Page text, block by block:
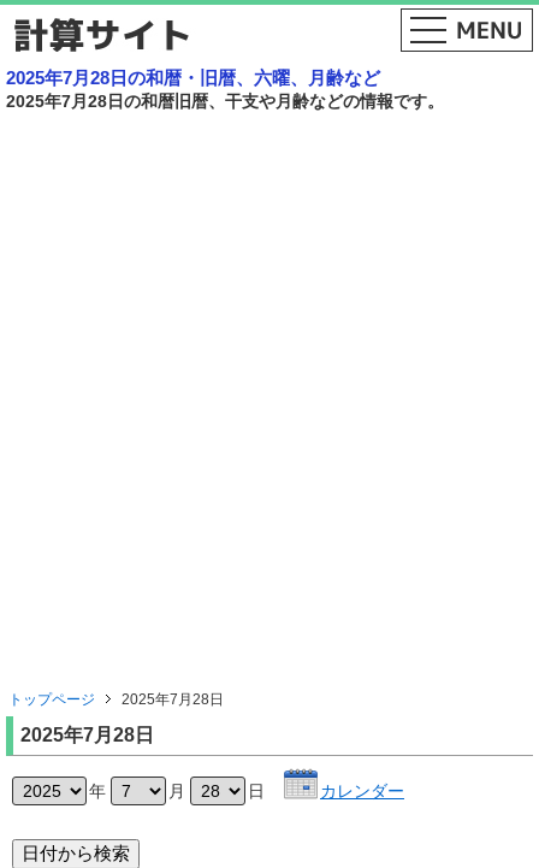
2025年7月28日の和暦・旧暦、六曜、月齢など
2025年7月28日の和暦旧暦、干支や月齢などの情報です。
トップページ 2025年7月28日
2025年7月28日
年 月 日 カレンダー